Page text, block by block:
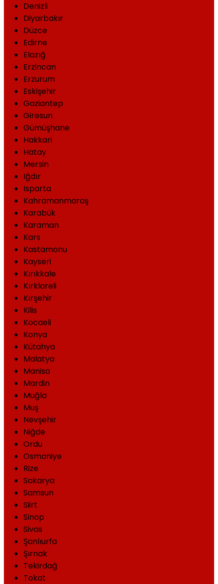
Denizli
Diyarbakır
Düzce
Edirne
Elazığ
Erzincan
Erzurum
Eskişehir
Gaziantep
Giresun
Gümüşhane
Hakkari
Hatay
Mersin
Iğdır
Isparta
Kahramanmaraş
Karabük
Karaman
Kars
Kastamonu
Kayseri
Kırıkkale
Kırklareli
Kırşehir
Kilis
Kocaeli
Konya
Kütahya
Malatya
Manisa
Mardin
Muğla
Muş
Nevşehir
Niğde
Ordu
Osmaniye
Rize
Sakarya
Samsun
Siirt
Sinop
Sivas
Şanlıurfa
Şırnak
Tekirdağ
Tokat